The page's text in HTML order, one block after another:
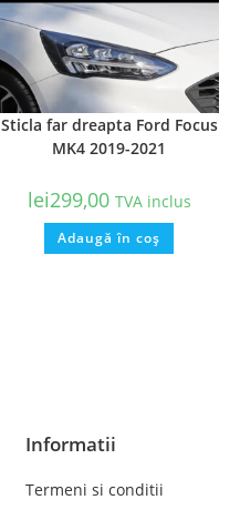
Sticla far dreapta Ford Focus
MK4 2019-2021
lei299,00 TVA inclus
Adaugă în coș
Informatii
Termeni si conditii